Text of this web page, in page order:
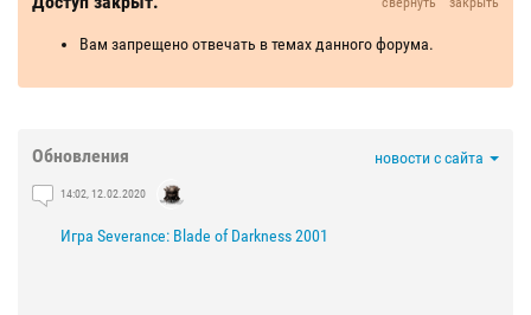
Вам запрещено отвечать в темах данного форума.
Обновления новости с сайта
14:02, 12.02.2020
Игра Severance: Blade of Darkness 2001